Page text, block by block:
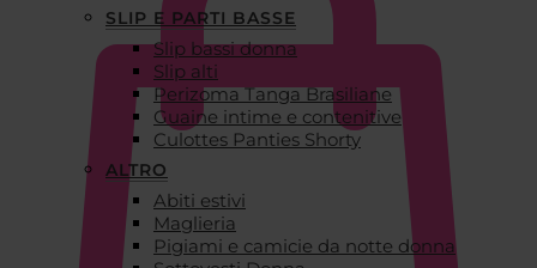
SLIP E PARTI BASSE
Slip bassi donna
Slip alti
Perizoma Tanga Brasiliane
Guaine intime e contenitive
Culottes Panties Shorty
ALTRO
Abiti estivi
Maglieria
Pigiami e camicie da notte donna